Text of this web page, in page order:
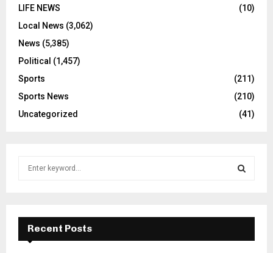
LIFE NEWS
(10)
Local News (3,062)
News (5,385)
Political (1,457)
Sports
(211)
Sports News
(210)
Uncategorized
(41)
f
E
A
Recent Posts